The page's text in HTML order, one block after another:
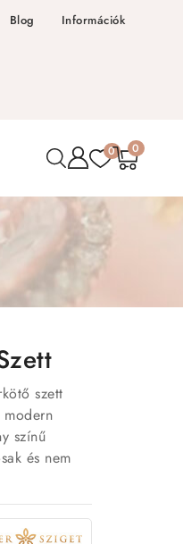
Blog Információk
0 0
szett
modern
színű
és nem